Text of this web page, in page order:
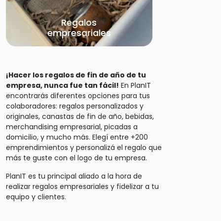
Regalos
empresariales
¡Hacer los regalos de fin de año de tu
empresa, nunca fue tan fácil! En PlanIT
encontrarás diferentes opciones para tus
colaboradores: regalos personalizados y
originales, canastas de fin de año, bebidas,
merchandising empresarial, picadas a
domicilio, y mucho más. Elegí entre +200
emprendimientos y personalizá el regalo que
más te guste con el logo de tu empresa.
PlanIT es tu principal aliado a la hora de
realizar regalos empresariales y fidelizar a tu
equipo y clientes.